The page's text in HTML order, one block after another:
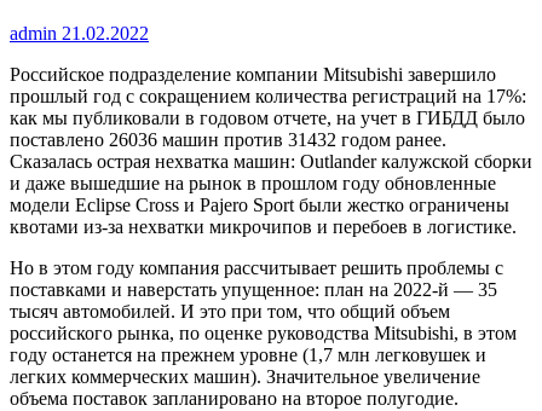
admin 21.02.2022
Российское подразделение компании Mitsubishi завершило
прошлый год с сокращением количества регистраций на 17%:
как мы публиковали в годовом отчете, на учет в ГИБДД было
поставлено 26036 машин против 31432 годом ранее.
Сказалась острая нехватка машин: Outlander калужской сборки
и даже вышедшие на рынок в прошлом году обновленные
модели Eclipse Cross и Pajero Sport были жестко ограничены
квотами из-за нехватки микрочипов и перебоев в логистике.
Но в этом году компания рассчитывает решить проблемы с
поставками и наверстать упущенное: план на 2022-й — 35
тысяч автомобилей. И это при том, что общий объем
российского рынка, по оценке руководства Mitsubishi, в этом
году останется на прежнем уровне (1,7 млн легковушек и
легких коммерческих машин). Значительное увеличение
объема поставок запланировано на второе полугодие.